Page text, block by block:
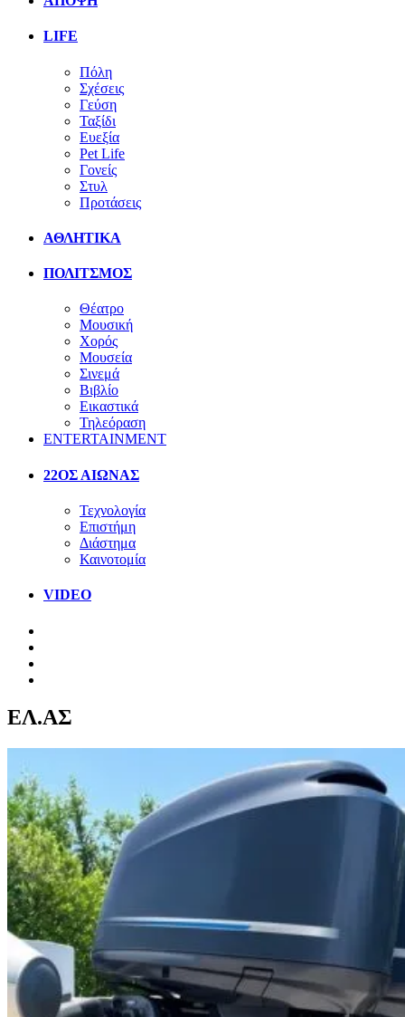
LIFE
Πόλη
Σχέσεις
Γεύση
Ταξίδι
Ευεξία
Pet Life
Γονείς
Στυλ
Προτάσεις
ΑΘΛΗΤΙΚΑ
ΠΟΛΙΤΣΜΟΣ
Θέατρο
Μουσική
Χορός
Μουσεία
Σινεμά
Βιβλίο
Εικαστικά
Τηλεόραση
ENTERTAINMENT
22ΟΣ ΑΙΩΝΑΣ
Τεχνολογία
Επιστήμη
Διάστημα
Καινοτομία
VIDEO
ΕΛ.ΑΣ